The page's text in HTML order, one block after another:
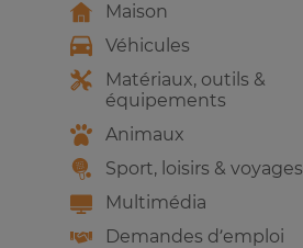
Maison
Véhicules
Matériaux, outils &
équipements
Animaux
Sport, loisirs & voyages
Multimédia
Demandes d’emploi